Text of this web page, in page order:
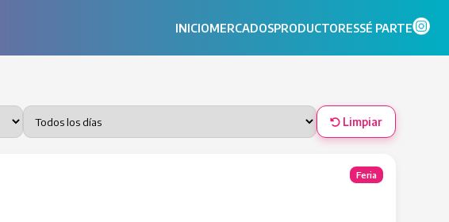
INICIOMERCADOSPRODUCTORESSÉ PARTE
Limpiar
Feria